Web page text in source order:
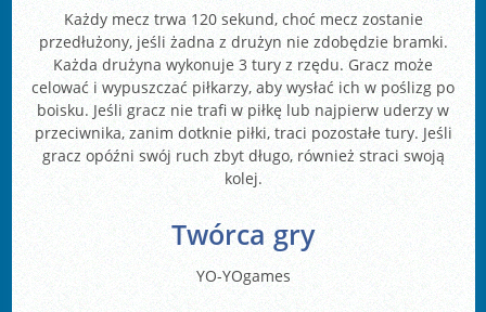
Każdy mecz trwa 120 sekund, choć mecz zostanie
przedłużony, jeśli żadna z drużyn nie zdobędzie bramki.
Każda drużyna wykonuje 3 tury z rzędu. Gracz może
celować i wypuszczać piłkarzy, aby wysłać ich w poślizg po
boisku. Jeśli gracz nie trafi w piłkę lub najpierw uderzy w
przeciwnika, zanim dotknie piłki, traci pozostałe tury. Jeśli
gracz opóźni swój ruch zbyt długo, również straci swoją
kolej.
Twórca gry
YO-YOgames